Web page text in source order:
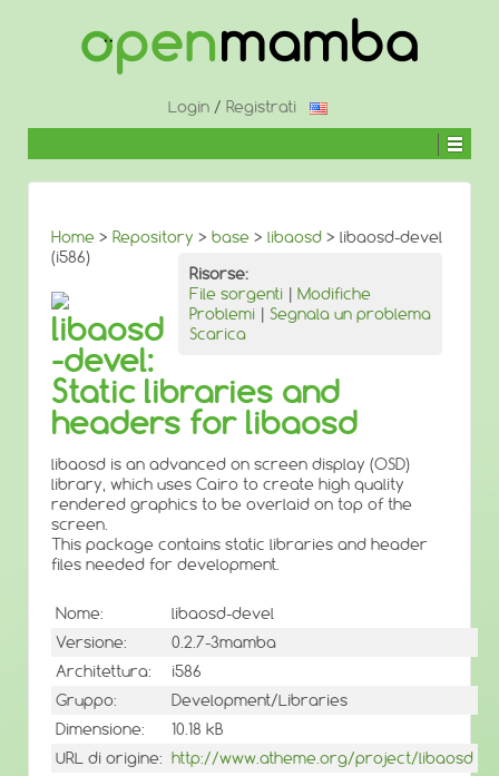
CONTENUTO
Login / Registrati
Home > Repository > base > libaosd > libaosd-devel
(i586)
Risorse:
File sorgenti | Modifiche
Problemi | Segnala un problema
Scarica
libaosd
-devel:
Static libraries and
headers for libaosd
libaosd is an advanced on screen display (OSD)
library, which uses Cairo to create high quality
rendered graphics to be overlaid on top of the
screen.
This package contains static libraries and header
files needed for development.
Nome:
libaosd-devel
Versione:
0.2.7-3mamba
Architettura:
i586
Gruppo:
Development/Libraries
Dimensione:
10.18 kB
URL di origine: http://www.atheme.org/project/libaosd